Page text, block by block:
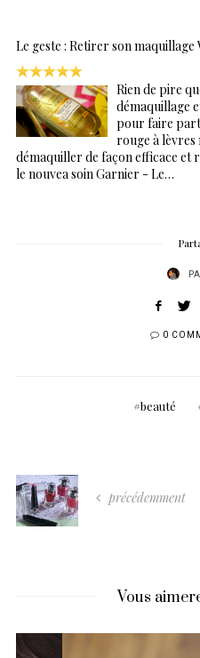
Le geste : Retirer son
Rien de pire
démaquillage
pour faire
rouge à lèvres
démaquiller de façon efficace et
le nouvea soin Garnier - Le…
0
beauté
précédemment
Vous